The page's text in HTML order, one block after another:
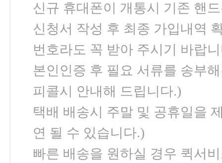
신규 휴대폰이 개통시 기존 핸
신청서 작성 후 최종 가입내역
번호라도 꼭 받아 주시기 바랍
본인인증 후 필요 서류를 송부
피콜시 안내해 드립니다.)
택배 배송시 주말 및 공휴일을
연 될 수 있습니다.)
빠른 배송을 원하실 경우 퀵서